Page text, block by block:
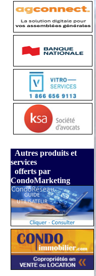
Autres produits et
services
offerts par
CondoMarketing